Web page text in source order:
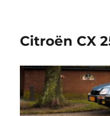
Citroën CX